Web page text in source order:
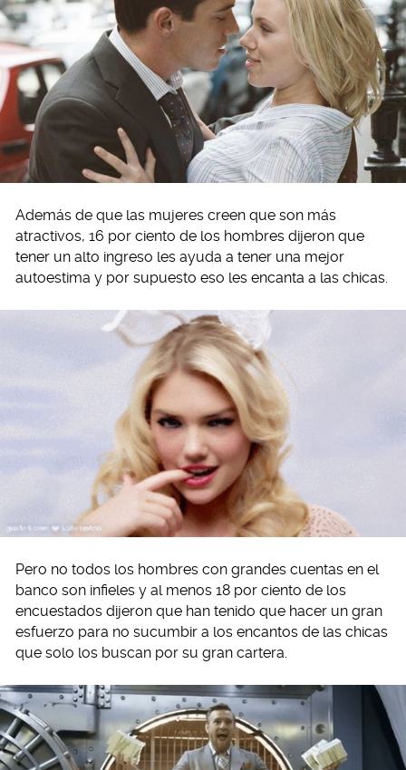
Además de que las mujeres creen que son más
atractivos, 16 por ciento de los hombres dijeron que
tener un alto ingreso les ayuda a tener una mejor
autoestima y por supuesto eso les encanta a las chicas.
Pero no todos los hombres con grandes cuentas en el
banco son infieles y al menos 18 por ciento de los
encuestados dijeron que han tenido que hacer un gran
esfuerzo para no sucumbir a los encantos de las chicas
que solo los buscan por su gran cartera.